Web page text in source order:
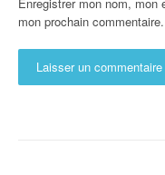
mon prochain commentaire.